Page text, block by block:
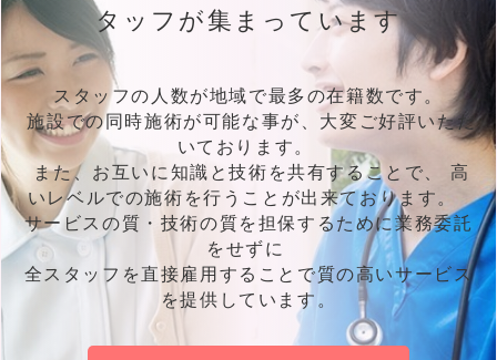
タ ッ フ が集 ま っ て います
スタッフの人数が地域で最多の在籍数です。
施設での同時施術が可能な事が、大変ご好評いただ
いております。
また、お互いに知識と技術を共有することで、 高
いレベルでの施術を行うことが出来ております。
サービスの質・技術の質を担保するために業務委託
をせずに
全スタッフを直接雇用することで質の高いサービス
を提供しています。
各種保険使用の治療について